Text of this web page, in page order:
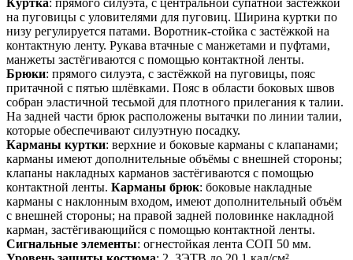
на пуговицы с уловителями для пуговиц. Ширина куртки по
низу регулируется патами. Воротник-стойка с застёжкой на
контактную ленту. Рукава втачные с манжетами и пуфтами,
манжеты застёгиваются с помощью контактной ленты.
Брюки: прямого силуэта, с застёжкой на пуговицы, пояс
притачной с пятью шлёвками. Пояс в области боковых швов
собран эластичной тесьмой для плотного прилегания к талии.
На задней части брюк расположены вытачки по линии талии,
которые обеспечивают силуэтную посадку.
Карманы куртки: верхние и боковые карманы с клапанами;
карманы имеют дополнительные объёмы с внешней стороны;
клапаны накладных карманов застёгиваются с помощью
контактной ленты. Карманы брюк: боковые накладные
карманы с наклонным входом, имеют дополнительный объём
с внешней стороны; на правой задней половинке накладной
карман, застёгивающийся с помощью контактной ленты.
Сигнальные элементы: огнестойкая лента СОП 50 мм.